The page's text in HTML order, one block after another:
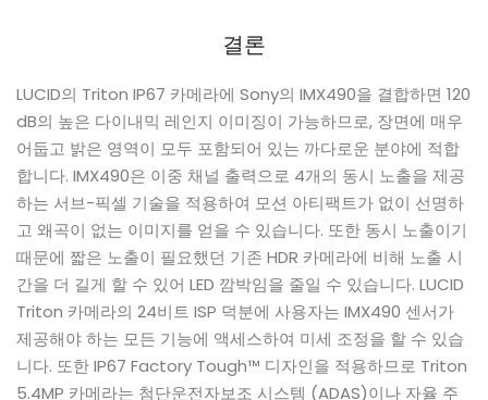
결론
LUCID의 Triton IP67 카메라에 Sony의 IMX490을 결합하면 120
dB의 높은 다이내믹 레인지 이미징이 가능하므로, 장면에 매우
어둡고 밝은 영역이 모두 포함되어 있는 까다로운 분야에 적합
합니다. IMX490은 이중 채널 출력으로 4개의 동시 노출을 제공
하는 서브-픽셀 기술을 적용하여 모션 아티팩트가 없이 선명하
고 왜곡이 없는 이미지를 얻을 수 있습니다. 또한 동시 노출이기
때문에 짧은 노출이 필요했던 기존 HDR 카메라에 비해 노출 시
간을 더 길게 할 수 있어 LED 깜박임을 줄일 수 있습니다. LUCID
Triton 카메라의 24비트 ISP 덕분에 사용자는 IMX490 센서가
제공해야 하는 모든 기능에 액세스하여 미세 조정을 할 수 있습
니다. 또한 IP67 Factory Tough™ 디자인을 적용하므로 Triton
5.4MP 카메라는 첨단운전자보조 시스템 (ADAS)이나 자율 주